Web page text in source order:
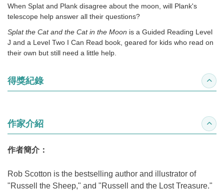
When Splat and Plank disagree about the moon, will Plank's
telescope help answer all their questions?
Splat the Cat and the Cat in the Moon is a Guided Reading Level
J and a Level Two I Can Read book, geared for kids who read on
their own but still need a little help.
得獎紀錄 收合
作家介紹 收合
作者簡介：
Rob Scotton is the bestselling author and illustrator of
"Russell the Sheep," and "Russell and the Lost Treasure."